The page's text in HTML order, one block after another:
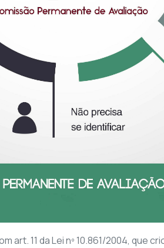
11 da Lei nº 10.861/2004, que